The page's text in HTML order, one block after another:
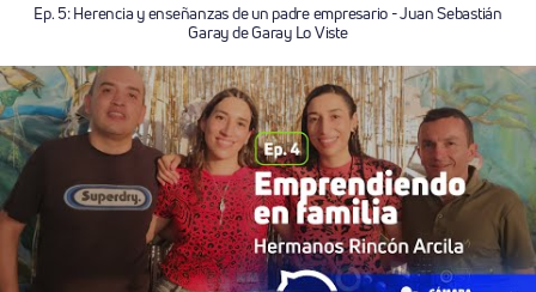
Ep. 5: Herencia y enseñanzas de un padre empresario - Juan Sebastián
Garay de Garay Lo Viste